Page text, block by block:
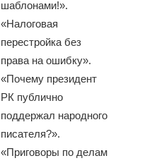
шаблонами!».
«Налоговая
перестройка без
права на ошибку».
«Почему президент
РК публично
поддержал народного
писателя?».
«Приговоры по делам